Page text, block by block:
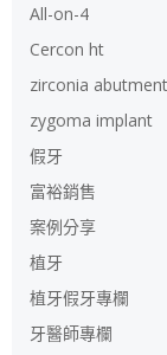
All-on-4
Cercon ht
zirconia abutment
zygoma implant
假牙
富裕銷售
案例分享
植牙
植牙假牙專欄
牙醫師專欄